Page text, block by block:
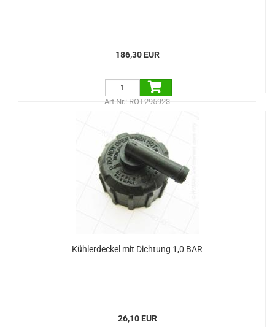
186,30 EUR
Art.Nr.: ROT295923
Kühlerdeckel mit Dichtung 1,0 BAR
26,10 EUR